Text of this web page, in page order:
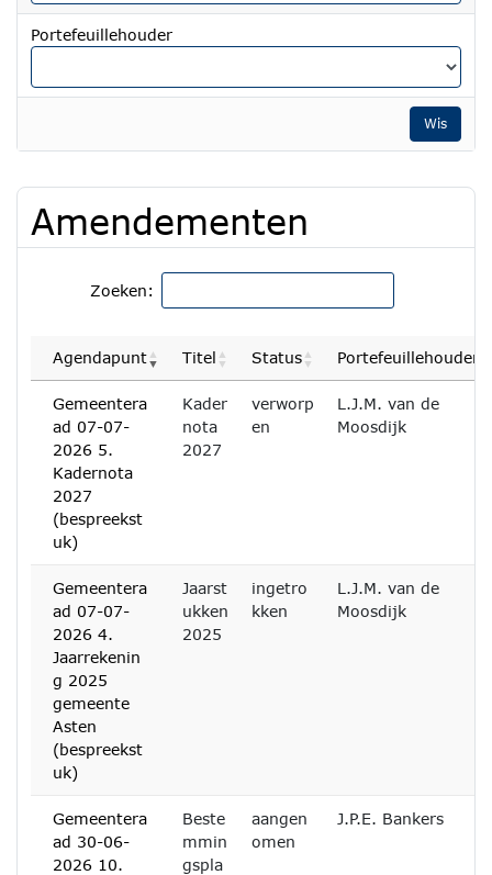
Portefeuillehouder
Wis
Amendementen
Zoeken:
Agendapunt Titel Status Portefeuillehouder
Gemeentera
ad 07-07-
2026 5.
Kadernota
2027
(bespreekst
uk)
Kader
nota
2027
verworp
en
L.J.M. van de
Moosdijk
Gemeentera
ad 07-07-
2026 4.
Jaarrekenin
g 2025
gemeente
Asten
(bespreekst
uk)
Jaarst
ukken
2025
ingetro
kken
L.J.M. van de
Moosdijk
Gemeentera
ad 30-06-
2026 10.
Beste
mmin
gspla
aangen
omen
J.P.E. Bankers